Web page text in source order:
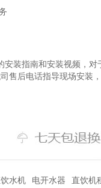
装指南和安装视频，
售后电话指导现场安装
水机 电开水器 直饮机